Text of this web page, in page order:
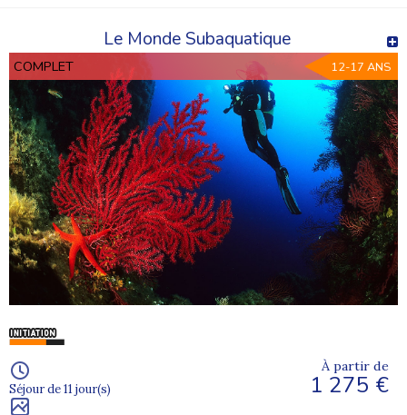
Le Monde Subaquatique
COMPLET 12-17 ANS
Séjour de 11 jour(s)
À partir de
1 275 €